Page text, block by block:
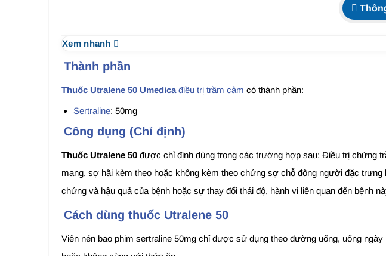
Xem nhanh
Thành phần
Thuốc Utralene 50 Umedica điều trị trầm cảm có thành phần:
Sertraline: 50mg
Công dụng (Chỉ định)
Thuốc Utralene 50 được chỉ định dùng trong các trường hợp sau: Điều trị chứng
mang, sợ hãi kèm theo hoặc không kèm theo chứng sợ chỗ đông người đặc
chứng và hậu quả của bệnh hoặc sự thay đổi thái độ, hành vi liên quan đến bệnh
Cách dùng thuốc Utralene 50
Viên nén bao phim sertraline 50mg chỉ được sử dụng theo đường uống, uống